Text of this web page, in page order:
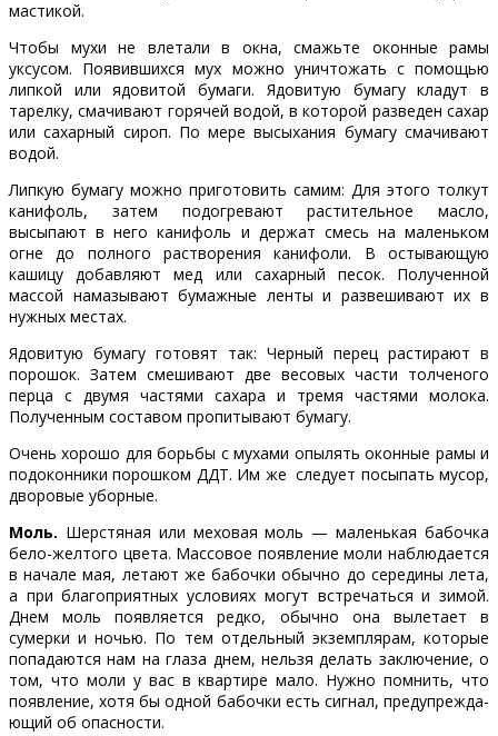
мастикой.
Чтобы мухи не влетали в окна, смажьте оконные рамы
уксусом. Появившихся мух можно уничтожать с помощью
липкой или ядовитой бумаги. Ядовитую бумагу кладут в
тарелку, смачивают горячей водой, в которой разведен сахар
или сахарный сироп. По мере высыхания бумагу смачивают
водой.
Липкую бумагу можно приготовить самим: Для этого толкут
канифоль, затем подогревают растительное масло,
высыпают в него канифоль и держат смесь на маленьком
огне до полного растворения канифоли. В остывающую
кашицу добавляют мед или сахарный песок. Полученной
массой намазывают бумажные ленты и развешивают их в
нужных местах.
Ядовитую бумагу готовят так: Черный перец растирают в
порошок. Затем смешивают две весовых части толченого
перца с двумя частями сахара и тремя частями молока.
Полученным составом пропитывают бумагу.
Очень хорошо для борьбы с мухами опылять оконные рамы и
подоконники порошком ДДТ. Им же следует посыпать мусор,
дворовые уборные.
Моль. Шерстяная или меховая моль — маленькая бабочка
бело-желтого цвета. Массовое появление моли наблюдается
в начале мая, летают же бабочки обычно до середины лета,
а при благоприятных условиях могут встречаться и зимой.
Днем моль появляется редко, обычно она вылетает в
сумерки и ночью. По тем отдельный экземплярам, которые
попадаются нам на глаза днем, нельзя делать заключение, о
том, что моли у вас в квартире мало. Нужно помнить, что
появление, хотя бы одной бабочки есть сигнал, предупрежда­
ющий об опасности.